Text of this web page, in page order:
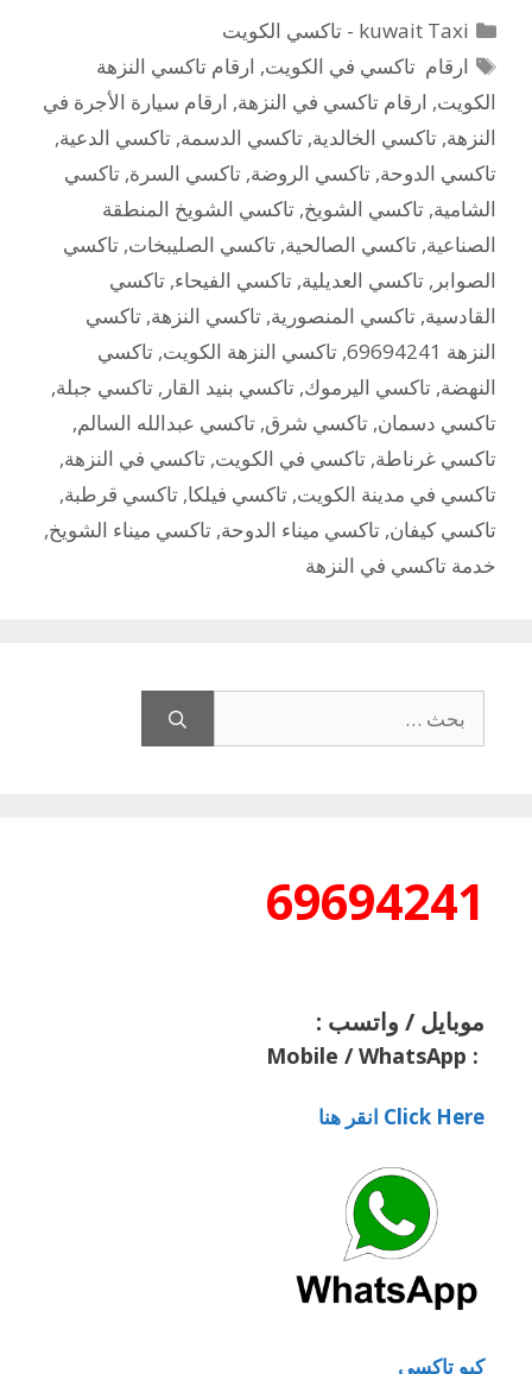
التصنيفات
kuwait Taxi - تاكسي الكويت
الوسوم
ارقام تاكسي في الكويت, ارقام تاكسي النزهة
الكويت, ارقام تاكسي في النزهة, ارقام سيارة الأجرة في
النزهة, تاكسي الخالدية, تاكسي الدسمة, تاكسي الدعية,
تاكسي الدوحة, تاكسي الروضة, تاكسي السرة, تاكسي
الشامية, تاكسي الشويخ, تاكسي الشويخ المنطقة
الصناعية, تاكسي الصالحية, تاكسي الصليبخات, تاكسي
الصوابر , تاكسي العديلية, تاكسي الفيحاء, تاكسي
القادسية, تاكسي المنصورية, تاكسي النزهة, تاكسي
النزهة 69694241
, تاكسي النزهة الكويت, تاكسي
النهضة, تاكسي اليرموك, تاكسي بنيد القار , تاكسي جبلة,
تاكسي دسمان, تاكسي شرق, تاكسي عبدالله السالم,
تاكسي غرناطة, تاكسي في الكويت, تاكسي في النزهة,
تاكسي في مدينة الكويت, تاكسي فيلكا, تاكسي قرطبة,
تاكسي كيفان, تاكسي ميناء الدوحة, تاكسي ميناء الشويخ,
خدمة تاكسي في النزهة
عن:
69694241
موبايل / واتسب :
:
Mobile / WhatsApp
Click Here انقر هنا
كيو تاكسي